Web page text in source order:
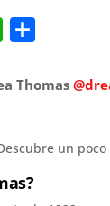
W
a
A
p
m
r
Thomas
un